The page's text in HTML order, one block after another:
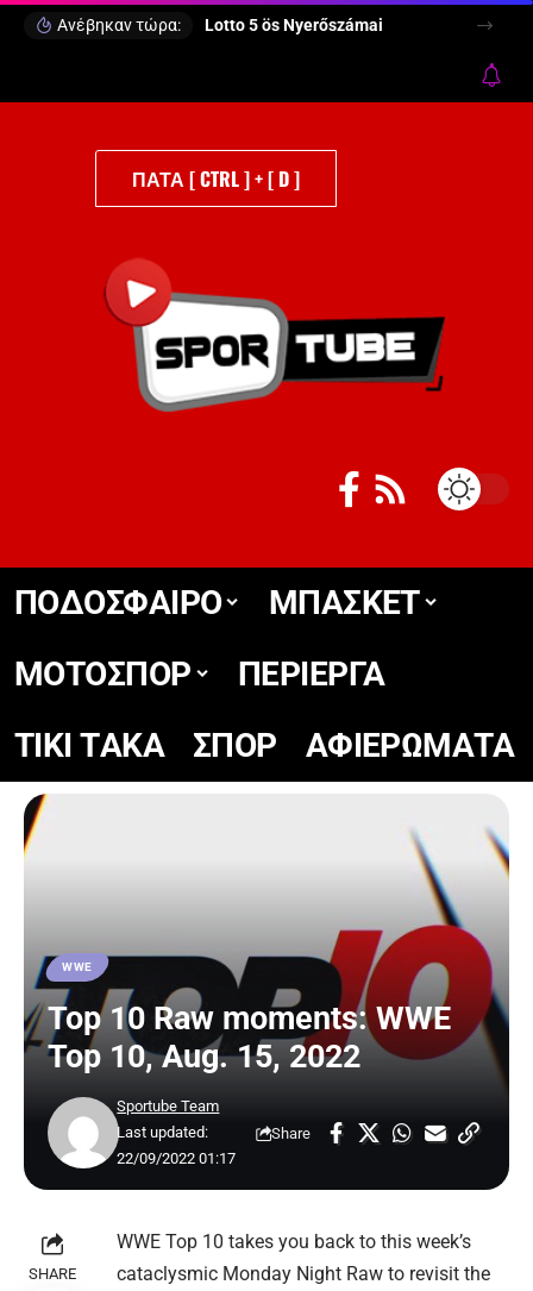
Ανέβηκαν τώρα: Lotto 5 ös Nyerőszámai
ΠΑΤΑ [ CTRL ] + [ D ]
ΠΟΔΟΣΦΑΙΡΟ
ΜΠΑΣΚΕΤ
ΜΟΤΟΣΠΟΡ
ΠΕΡΙΕΡΓΑ
TIKΙ TΑΚΑ
ΣΠΟΡ ΑΦΙΕΡΩΜΑΤΑ
WWE
Top 10 Raw moments: WWE
Top 10, Aug. 15, 2022
Last updated:
22/09/2022 01:17
Sportube Team
Share
SHARE
WWE Top 10 takes you back to this week’s
cataclysmic Monday Night Raw to revisit the